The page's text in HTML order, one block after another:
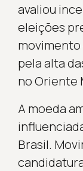
avaliou
eleições
pela alta
no Oriente
A moeda
Brasil.